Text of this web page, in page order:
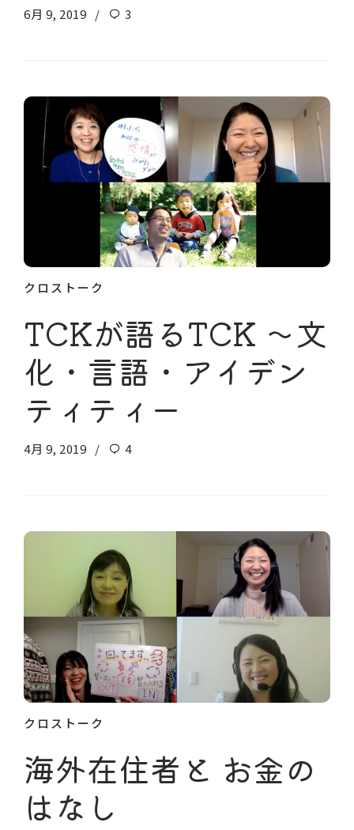
6月 9, 2019 3
クロストーク
TCKが語るTCK 〜文
化・言語・アイデン
ティティー
4月 9, 2019 4
クロストーク
海外在住者と お金の
はなし